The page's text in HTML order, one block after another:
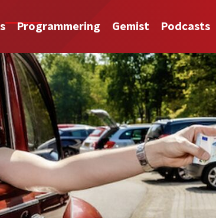
Programmering Gemist Podcasts